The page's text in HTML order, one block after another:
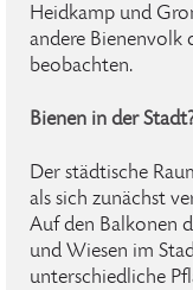
Heidkamp und
andere Bienenvolk
beobachten.
Bienen in der
Der städtische
als sich zunächst
Auf den Balkonen
und Wiesen im
unterschiedliche